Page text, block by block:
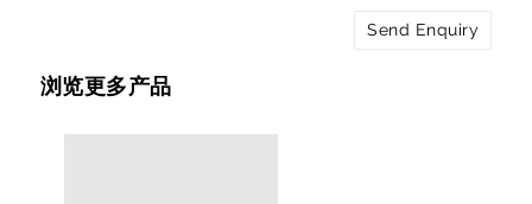
Send Enquiry
浏览更多产品